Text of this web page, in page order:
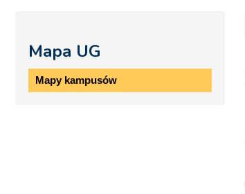
Mapa UG
Mapy kampusów